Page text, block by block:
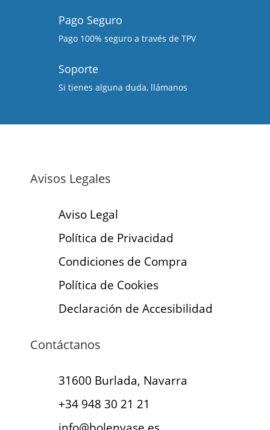
Pago Seguro
Pago 100% seguro a través de TPV
Soporte
Si tienes alguna duda, llámanos
Avisos Legales
Aviso Legal
Política de Privacidad
Condiciones de Compra
Política de Cookies
Declaración de Accesibilidad
Contáctanos
31600 Burlada, Navarra
+34 948 30 21 21